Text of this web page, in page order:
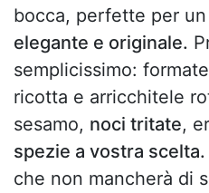
bocca, perfette per un
elegante e originale.
semplicissimo:
ricotta e arricchitele
sesamo, noci tritate,
spezie a vostra scelta.
che non mancherà di